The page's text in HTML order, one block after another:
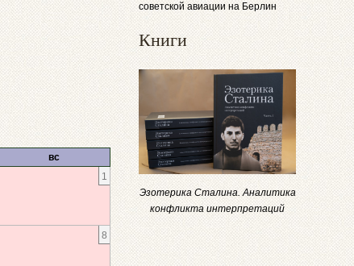
вс
1
8
советской авиации на Берлин
Книги
Эзотерика Сталина. Аналитика
конфликта интерпретаций